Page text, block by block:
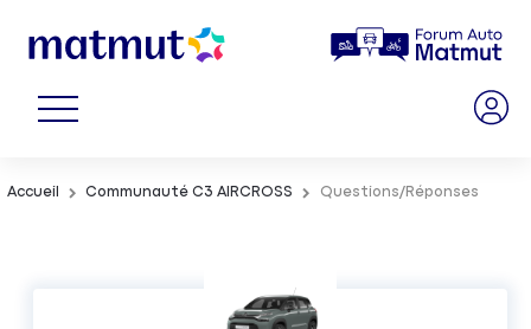
Accueil Communauté C3 AIRCROSS Questions/Réponses